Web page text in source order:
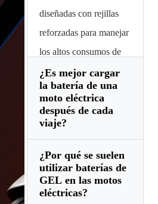
diseñadas con rejillas
reforzadas para manejar
los altos consumos de
corriente necesarios
durante la aceleración
rápida y el ascenso
cuesta arriba sin una
voltaje.
¿Es mejor cargar
la batería de una
moto eléctrica
después de cada
viaje?
Sí. Las baterías de
plomo-ácido prefieren
permanecer en un
¿Por qué se suelen
utilizar baterías de
GEL en las motos
eléctricas?